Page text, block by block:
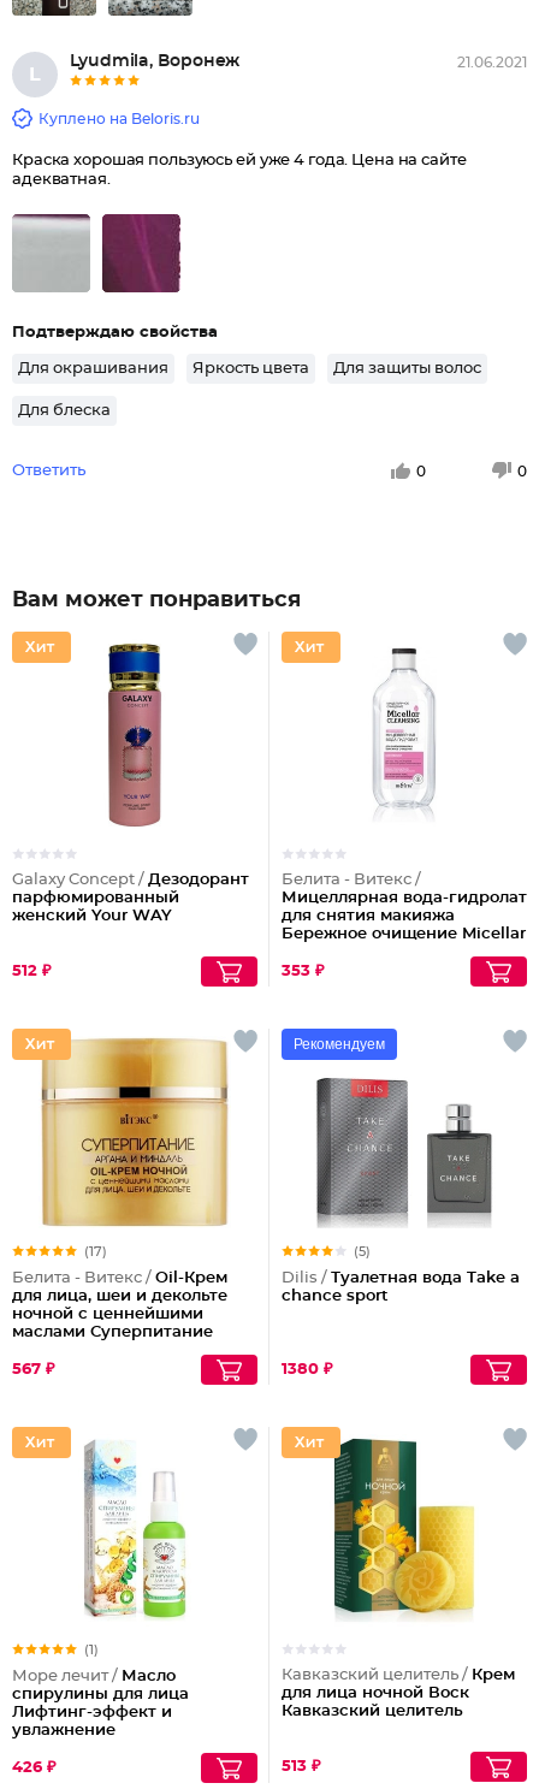
L
Lyudmila, Воронеж 21.06.2021
Куплено на Beloris.ru
Краска хорошая пользуюсь ей уже 4 года. Цена на сайте
адекватная.
Подтверждаю свойства
Для окрашивания Яркость цвета Для защиты волос
Для блеска
Ответить 0 0
Вам может понравиться
Galaxy Concept / Дезодорант
парфюмированный
женский Your WAY
512 ₽
Белита - Витекс /
Мицеллярная вода-гидролат
для снятия макияжа
Бережное очищение Micellar
353 ₽
(17)
Белита - Витекс / Oil-Крем
для лица, шеи и декольте
ночной с ценнейшими
маслами Суперпитание
567 ₽
Рекомендуем
(5)
Dilis / Туалетная вода Take a
chance sport
1380 ₽
(1)
Море лечит / Масло
спирулины для лица
Лифтинг-эффект и
увлажнение
426 ₽
Кавказский целитель / Крем
для лица ночной Воск
Кавказский целитель
513 ₽